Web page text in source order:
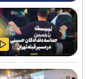
انفجار در حومه
برگزاری مجمع آژانس
یمن: نقشه عربستان